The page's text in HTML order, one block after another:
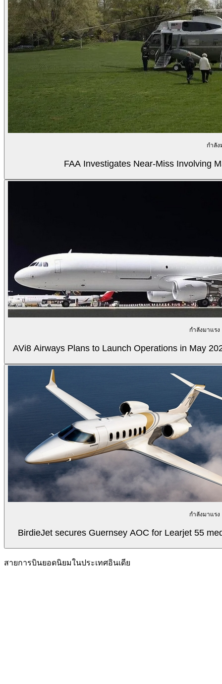
กำลัง
FAA Investigates Near-Miss Involving
กำลังมาแรง
AVi8 Airways Plans to Launch Operations in May
กำลังมาแรง
BirdieJet secures Guernsey AOC for Learjet 55
สายการบินยอดนิยมในประเทศอินเดีย